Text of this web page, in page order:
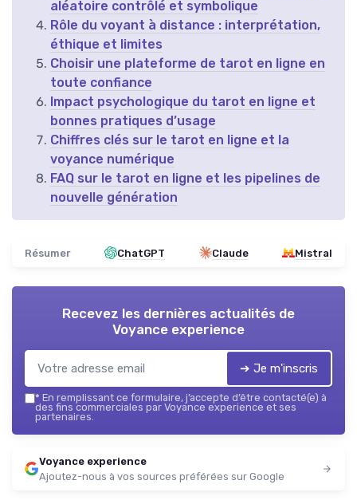
aléatoire contrôlé et symbolique
Rôle du voyant à distance : interprétation,
éthique et limites
Choisir une plateforme de tarot en ligne en
toute confiance
Impact psychologique du tarot en ligne et
bonnes pratiques d’usage
Chiffres clés sur le tarot en ligne et la
voyance numérique
FAQ sur le tarot en ligne et les pipelines de
nouvelle génération
Résumer ChatGPT Claude Mistral
Recevez les dernières actualités de
Voyance experience
➔ Je m'inscris
* En remplissant ce formulaire, j’accepte d’être contacté(e) à
des fins commerciales par Voyance experience et ses
partenaires.
Voyance experience
Ajoutez-nous à vos sources préférées sur Google